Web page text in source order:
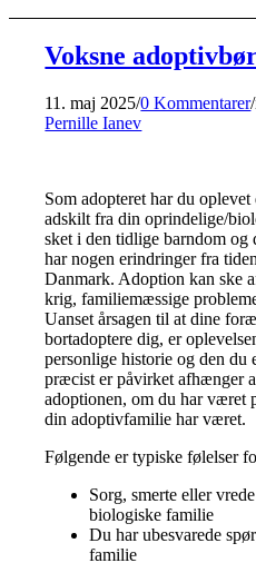
Voksne
11. maj 2025/0 Kommentarer/
Pernille Ianev
Som adopteret har du
adskilt fra din oprindelige/
sket i den tidlige barndom
har nogen erindringer fra
Danmark. Adoption kan ske
krig, familiemæssige
Uanset årsagen til at dine
bortadoptere dig, er
personlige historie og den du
præcist er påvirket afhænger
adoptionen, om du har været
din adoptivfamilie har været.
Følgende er typiske følelser
Sorg, smerte eller
biologiske familie
Du har ubesvarede
familie